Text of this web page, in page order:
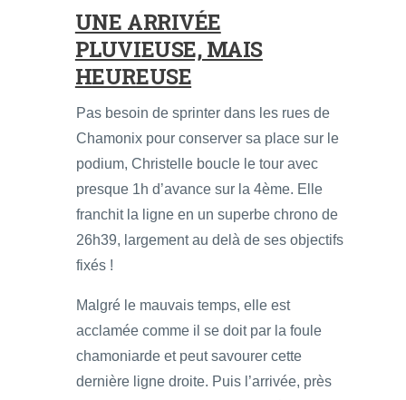
UNE ARRIVÉE
PLUVIEUSE, MAIS
HEUREUSE
Pas besoin de sprinter dans les rues de
Chamonix pour conserver sa place sur le
podium, Christelle boucle le tour avec
presque 1h d’avance sur la 4ème. Elle
franchit la ligne en un superbe chrono de
26h39, largement au delà de ses objectifs
fixés !
Malgré le mauvais temps, elle est
acclamée comme il se doit par la foule
chamoniarde et peut savourer cette
dernière ligne droite. Puis l’arrivée, près